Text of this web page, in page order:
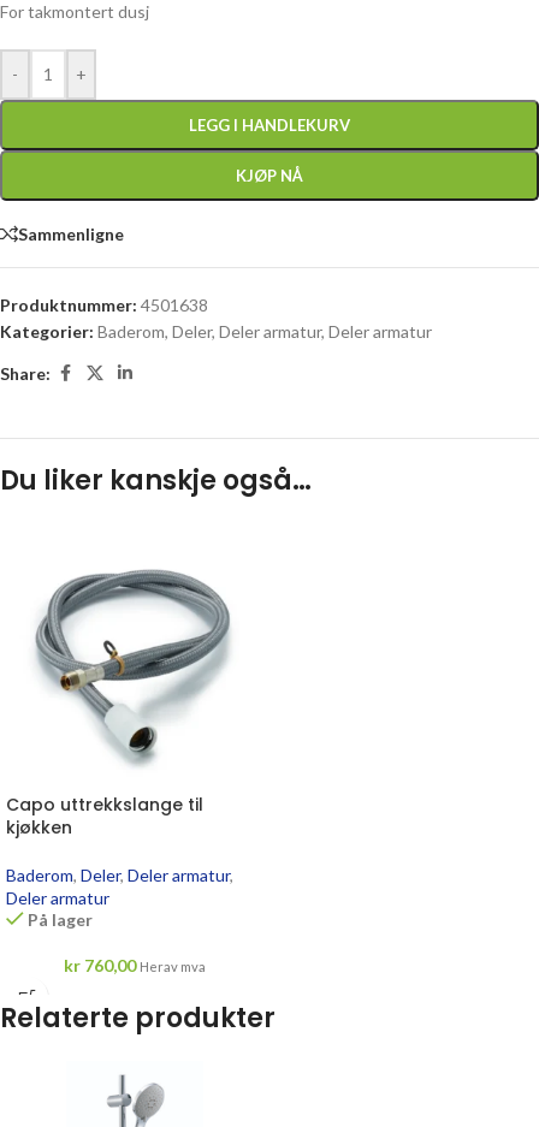
For takmontert dusj
- +
LEGG I HANDLEKURV
KJØP NÅ
Sammenligne
Produktnummer: 4501638
Kategorier: Baderom, Deler, Deler armatur, Deler armatur
Share:
Du liker kanskje også…
Capo uttrekkslange til
kjøkken
Baderom, Deler, Deler armatur,
Deler armatur
På lager
kr 760,00 Herav mva
Relaterte produkter